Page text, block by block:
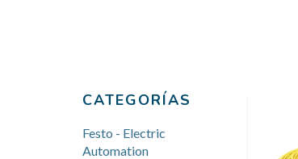
CATEGORÍAS
Festo - Electric
Automation